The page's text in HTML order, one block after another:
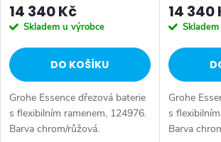
14 340 Kč
Skladem u výrobce
DO KOŠÍKU
Grohe Essence dřezová baterie
s flexibilním ramenem, 124976.
Barva chrom/růžová.
14 340
Grohe
s
Barva